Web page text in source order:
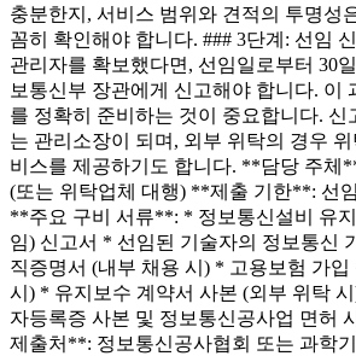
충분한지, 서비스 범위와 견적의 투명성
꼼히 확인해야 합니다. ### 3단계: 선임
관리자를 확보했다면, 선임일로부터 30
보통신부 장관에게 신고해야 합니다. 이
를 정확히 준비하는 것이 중요합니다. 신
는 관리소장이 되며, 외부 위탁의 경우
비스를 제공하기도 합니다. **담당 주체
(또는 위탁업체 대행) **제출 기한**: 선
**주요 구비 서류**: * 정보통신설비 유
임) 신고서 * 선임된 기술자의 정보통신
직증명서 (내부 채용 시) * 고용보험 가입
시) * 유지보수 계약서 사본 (외부 위탁
자등록증 사본 및 정보통신공사업 면허
제출처**: 정보통신공사협회 또는 과학